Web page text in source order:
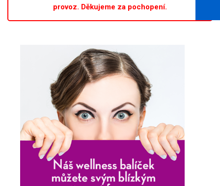
provoz. Děkujeme za pochopení.